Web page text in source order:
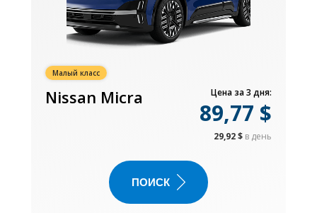
Малый класс
Nissan Micra Цена за 3 дня:
89,77 $
29,92 $ в день
ПОИСК